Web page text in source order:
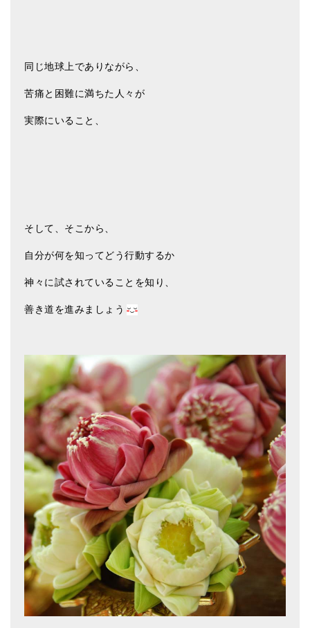
同じ地球上でありながら、
苦痛と困難に満ちた人々が
実際にいること、
そして、そこから、
自分が何を知ってどう行動するか
神々に試されていることを知り、
善き道を進みましょう